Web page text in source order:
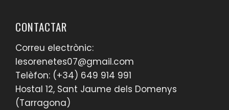
CONTACTAR
Correu electrònic:
lesorenetes07@gmail.com
Telèfon: (+34) 649 914 991
Hostal 12, Sant Jaume dels Domenys
(Tarragona)